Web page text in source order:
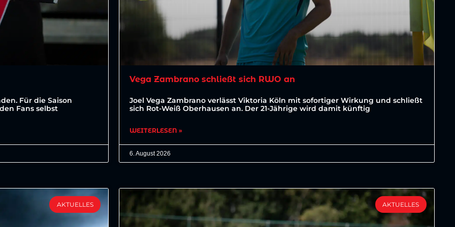
Für die Saison
Fans selbst
Vega Zambrano schließt sich RWO an
Joel Vega Zambrano verlässt Viktoria Köln mit sofortiger Wirkung und schließt
sich Rot-Weiß Oberhausen an. Der 21-Jährige wird damit künftig
WEITERLESEN »
6. August 2026
AKTUELLES AKTUELLES